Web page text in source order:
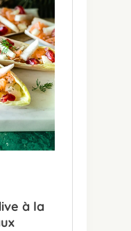
à la